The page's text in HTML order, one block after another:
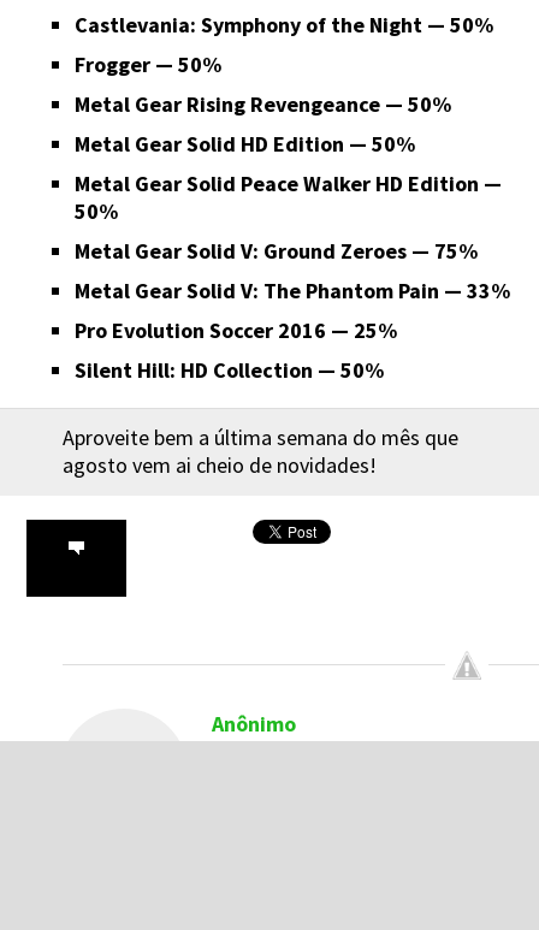
Castlevania: Symphony of the Night — 50%
Frogger — 50%
Metal Gear Rising Revengeance — 50%
Metal Gear Solid HD Edition — 50%
Metal Gear Solid Peace Walker HD Edition —
50%
Metal Gear Solid V: Ground Zeroes — 75%
Metal Gear Solid V: The Phantom Pain — 33%
Pro Evolution Soccer 2016 — 25%
Silent Hill: HD Collection — 50%
Aproveite bem a última semana do mês que
agosto vem ai cheio de novidades!
Anônimo